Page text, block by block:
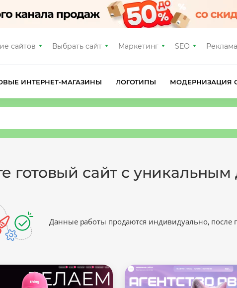
сайтов Выбрать сайт Маркетинг SEO Реклама
ИНТЕРНЕТ-МАГАЗИНЫ ЛОГОТИПЫ МОДЕРНИЗАЦИЯ
готовый сайт с
Данные работы продаются индивидуально, после